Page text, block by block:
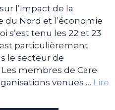
l’impact de la
du Nord et l’économie
s’est tenu les 22 et 23
particulièrement
le secteur de
membres de Care
venues … Lire